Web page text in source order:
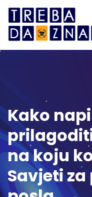
Kako
na koju
Savjeti